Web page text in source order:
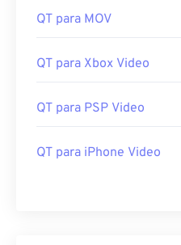
rmat
player/welcome/mac
QT para MOV
QT para Xbox Video
QT para PSP Video
QT para iPhone Video